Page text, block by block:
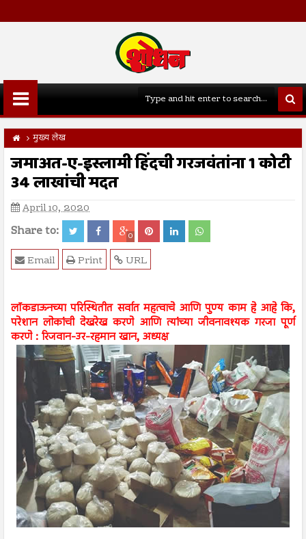
मुख्य लेख
जमाअत-ए-इस्लामी हिंदची गरजवंतांना 1 कोटी
34 लाखांची मदत
April 10, 2020
Share to: 0
URL
Print
Email
लॉकडाऊनच्या परिस्थितीत सर्वात महत्वाचे आणि पुण्य काम हे आहे कि,
परेशान लोकांची देखरेख करणे आणि त्यांच्या जीवनावश्यक गरजा पूर्ण
करणे : रिजवान-उर-रहमान खान, अध्यक्ष